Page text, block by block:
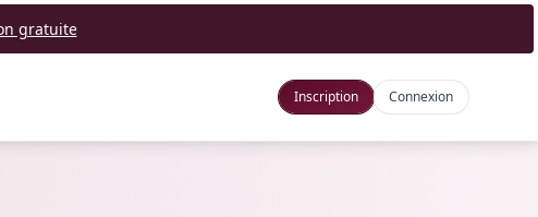
gratuite
Inscription Connexion